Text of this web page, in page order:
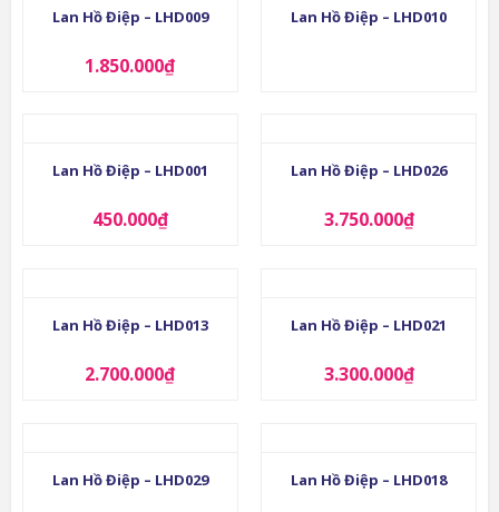
Lan Hồ Điệp – LHD009
1.850.000₫
Lan Hồ Điệp – LHD010
Lan Hồ Điệp – LHD001
450.000₫
Lan Hồ Điệp – LHD026
3.750.000₫
Lan Hồ Điệp – LHD013
2.700.000₫
Lan Hồ Điệp – LHD021
3.300.000₫
Lan Hồ Điệp – LHD029 Lan Hồ Điệp – LHD018